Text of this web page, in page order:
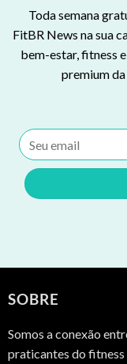
Toda semana
FitBR News na sua
bem-estar, fitness
premium
SOBRE
Somos a conexão
praticantes do fitness